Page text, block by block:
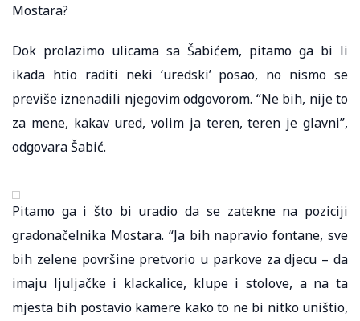
Mostara?
Dok prolazimo ulicama sa Šabićem, pitamo ga bi li
ikada htio raditi neki ‘uredski’ posao, no nismo se
previše iznenadili njegovim odgovorom. “Ne bih, nije to
za mene, kakav ured, volim ja teren, teren je glavni”,
odgovara Šabić.
Pitamo ga i što bi uradio da se zatekne na poziciji
gradonačelnika Mostara. “Ja bih napravio fontane, sve
bih zelene površine pretvorio u parkove za djecu – da
imaju ljuljačke i klackalice, klupe i stolove, a na ta
mjesta bih postavio kamere kako to ne bi nitko uništio,